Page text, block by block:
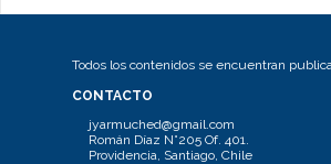
Todos los contenidos se encuentran
CONTACTO
jyarmuched@gmail.com
Román Díaz N°205 Of. 401.
Providencia, Santiago, Chile